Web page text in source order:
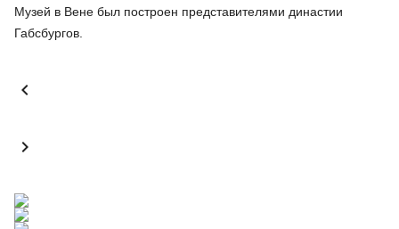
Музей в Вене был построен представителями династии
Габсбургов.

